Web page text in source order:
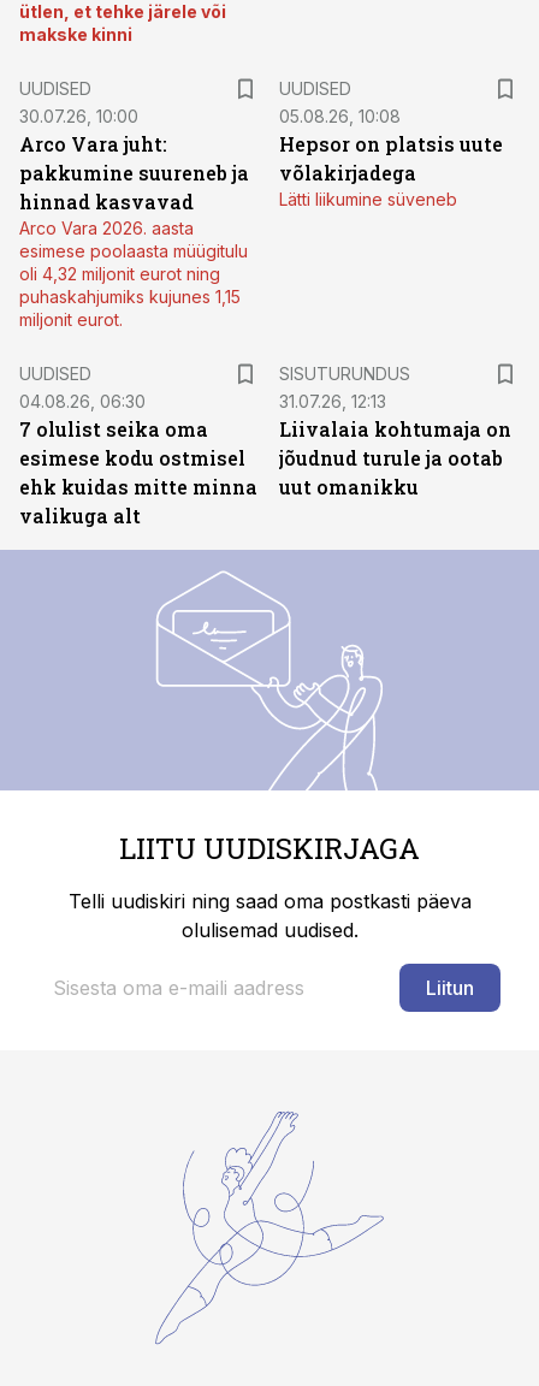
ütlen, et tehke järele või
makske kinni
UUDISED
30.07.26, 10:00
Arco Vara juht:
pakkumine suureneb ja
hinnad kasvavad
Arco Vara 2026. aasta
esimese poolaasta müügitulu
oli 4,32 miljonit eurot ning
puhaskahjumiks kujunes 1,15
miljonit eurot.
UUDISED
05.08.26, 10:08
Hepsor on platsis uute
võlakirjadega
Lätti liikumine süveneb
UUDISED
04.08.26, 06:30
7 olulist seika oma
esimese kodu ostmisel
ehk kuidas mitte minna
valikuga alt
SISUTURUNDUS
31.07.26, 12:13
Liivalaia kohtumaja on
jõudnud turule ja ootab
uut omanikku
LIITU UUDISKIRJAGA
Telli uudiskiri ning saad oma postkasti päeva
olulisemad uudised.
Liitun